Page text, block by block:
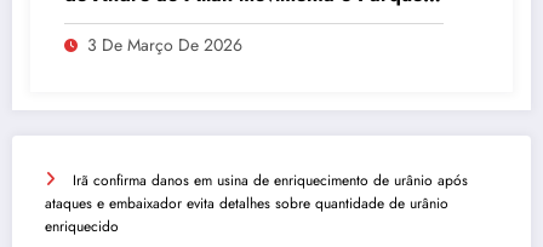
São Jorge
3 De Março De 2026
Irã confirma danos em usina de enriquecimento de urânio após
ataques e embaixador evita detalhes sobre quantidade de urânio
enriquecido